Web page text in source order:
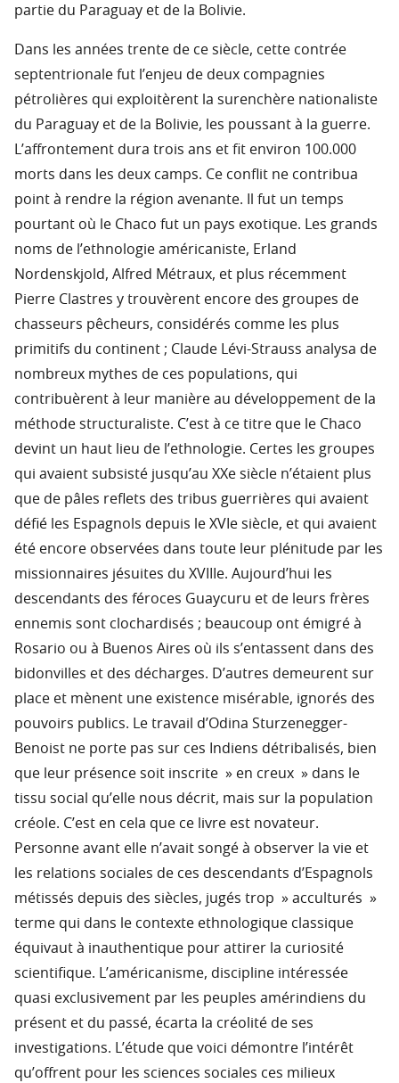
partie du Paraguay et de la Bolivie.
Dans les années trente de ce siècle, cette contrée
septentrionale fut l’enjeu de deux compagnies
pétrolières qui exploitèrent la surenchère nationaliste
du Paraguay et de la Bolivie, les poussant à la guerre.
L’affrontement dura trois ans et fit environ 100.000
morts dans les deux camps. Ce conflit ne contribua
point à rendre la région avenante. Il fut un temps
pourtant où le Chaco fut un pays exotique. Les grands
noms de l’ethnologie américaniste, Erland
Nordenskjold, Alfred Métraux, et plus récemment
Pierre Clastres y trouvèrent encore des groupes de
chasseurs pêcheurs, considérés comme les plus
primitifs du continent ; Claude Lévi-Strauss analysa de
nombreux mythes de ces populations, qui
contribuèrent à leur manière au développement de la
méthode structuraliste. C’est à ce titre que le Chaco
devint un haut lieu de l’ethnologie. Certes les groupes
qui avaient subsisté jusqu’au XXe siècle n’étaient plus
que de pâles reflets des tribus guerrières qui avaient
défié les Espagnols depuis le XVIe siècle, et qui avaient
été encore observées dans toute leur plénitude par les
missionnaires jésuites du XVIIIe. Aujourd’hui les
descendants des féroces Guaycuru et de leurs frères
ennemis sont clochardisés ; beaucoup ont émigré à
Rosario ou à Buenos Aires où ils s’entassent dans des
bidonvilles et des décharges. D’autres demeurent sur
place et mènent une existence misérable, ignorés des
pouvoirs publics. Le travail d’Odina Sturzenegger-
Benoist ne porte pas sur ces Indiens détribalisés, bien
que leur présence soit inscrite » en creux » dans le
tissu social qu’elle nous décrit, mais sur la population
créole. C’est en cela que ce livre est novateur.
Personne avant elle n’avait songé à observer la vie et
les relations sociales de ces descendants d’Espagnols
métissés depuis des siècles, jugés trop » acculturés »
terme qui dans le contexte ethnologique classique
équivaut à inauthentique pour attirer la curiosité
scientifique. L’américanisme, discipline intéressée
quasi exclusivement par les peuples amérindiens du
présent et du passé, écarta la créolité de ses
investigations. L’étude que voici démontre l’intérêt
qu’offrent pour les sciences sociales ces milieux